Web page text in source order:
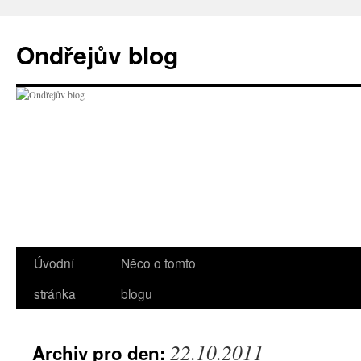
obsahu
webu
Ondřejův blog
Úvodní
stránka
Něco o tomto
blogu
Archiv pro den: 22.10.2011